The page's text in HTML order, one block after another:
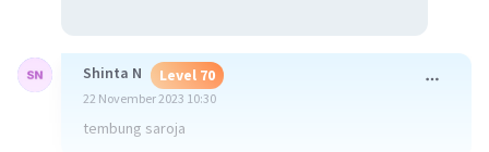
Shinta N Level 70
22 November 2023 10:30
tembung saroja